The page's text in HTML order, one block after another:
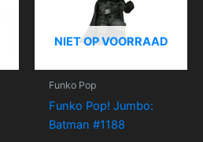
NIET OP VOORRAAD
Funko Pop
Funko Pop! Jumbo:
Batman #1188